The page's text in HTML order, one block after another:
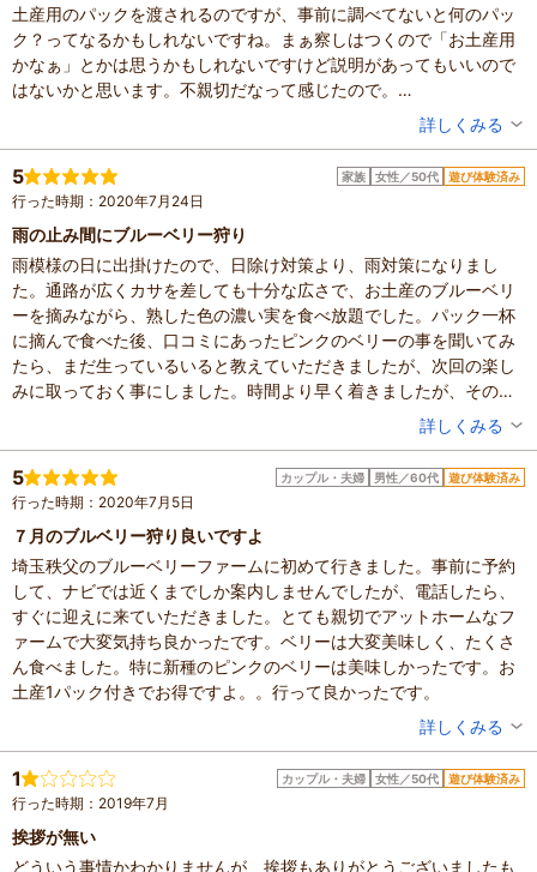
土産用のパックを渡されるのですが、事前に調べてないと何のパッ
ク？ってなるかもしれないですね。まぁ察しはつくので「お土産用
かなぁ」とかは思うかもしれないですけど説明があってもいいので
はないかと思います。不親切だなって感じたので。
そのあと採れる畑に案内されるのですが、その案内もいまいち分か
りづらく、雨上がりで足元がすごいぬかるんでたのに「気を付けて
ください」とかもなく…
畑も虫やクモの巣がとても多くて虫が苦手な人は気を付けてくださ
いね。ブルーベリーは当たり外れがあるので味については美味しか
ったり酸っぱかったりでした。全体的にはちょっといまいちでした
ね。
滞在時間：1時間未満
設備の有無：駐車場、休憩所
投稿日：2020年8月1日
詳しくみる
5 家族 女性／50代 遊び体験済み
行った時期：2020年7月24日
雨の止み間にブルーベリー狩り
雨模様の日に出掛けたので、日除け対策より、雨対策になりまし
た。通路が広くカサを差しても十分な広さで、お土産のブルーベリ
ーを摘みながら、熟した色の濃い実を食べ放題でした。パック一杯
に摘んで食べた後、口コミにあったピンクのベリーの事を聞いてみ
たら、まだ生っているいると教えていただきましたが、次回の楽し
みに取っておく事にしました。時間より早く着きましたが、そのま
ま入れていただき、今度は他の人を誘って、伺いたいと思います。
滞在時間：1時間未満
人数：2人
家族の内訳：配偶者
設備の有無：駐車場、トイレ
詳しくみる
5 カップル・夫婦 男性／60代 遊び体験済み
行った時期：2020年7月5日
７月のブルベリー狩り良いですよ
埼玉秩父のブルーベリーファームに初めて行きました。事前に予約
して、ナビでは近くまでしか案内しませんでしたが、電話したら、
すぐに迎えに来ていただきました。とても親切でアットホームなフ
ァームで大変気持ち良かったです。ベリーは大変美味しく、たくさ
ん食べました。特に新種のピンクのベリーは美味しかったです。お
土産1パック付きでお得ですよ。。行って良かったです。
滞在時間：1時間未満
設備の有無：駐車場
投稿日：2020年7月6日
詳しくみる
1 カップル・夫婦 女性／50代 遊び体験済み
行った時期：2019年7月
挨拶が無い
どういう事情かわかりませんが、挨拶もありがとうございましたも